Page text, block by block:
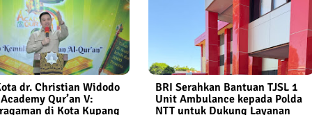
dr. Christian Widodo
Qur’an V:
di Kota Kupang
BRI Serahkan Bantuan TJSL 1
Unit Ambulance kepada Polda
NTT untuk Dukung Layanan